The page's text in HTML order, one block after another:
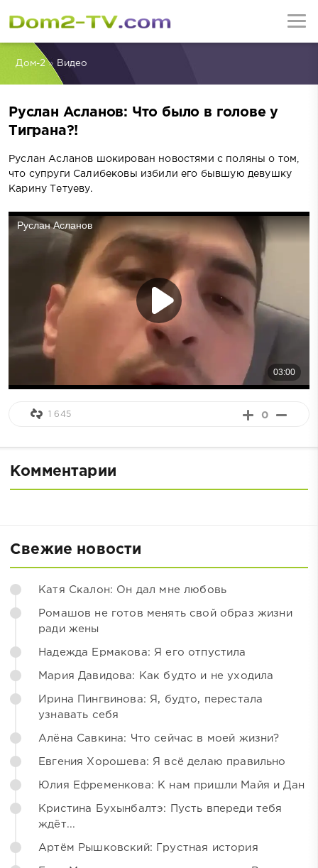
Дом-2» Видео
Руслан Асланов: Что было в голове у
Тиграна?!
Руслан Асланов шокирован новостями с поляны о том,
что супруги Салибековы избили его бывшую девушку
Карину Тетуеву.
0
1 645
Комментарии
Свежие новости
Катя Скалон: Он дал мне любовь
Ромашов не готов менять свой образ жизни
ради жены
Надежда Ермакова: Я его отпустила
Мария Давидова: Как будто и не уходила
Ирина Пингвинова: Я, будто, перестала
узнавать себя
Алёна Савкина: Что сейчас в моей жизни?
Евгения Хорошева: Я всё делаю правильно
Юлия Ефременкова: К нам пришли Майя и Дан
Кристина Бухынбалтэ: Пусть впереди тебя
ждёт...
Артём Рышковский: Грустная история